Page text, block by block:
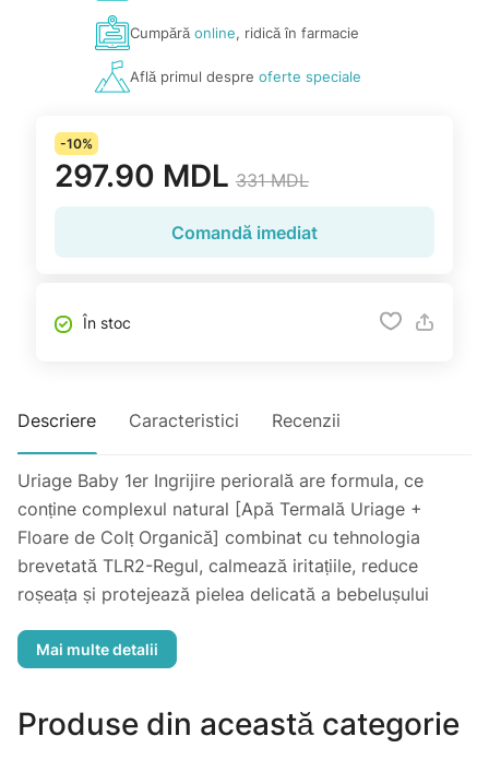
Cumpărăonline, ridică în farmacie
Află primul despre oferte speciale
-10%
297.90 MDL 331 MDL
Comandă imediat
În stoc
Descriere Caracteristici Recenzii
Uriage Baby 1er Ingrijire periorală are formula, ce
conține complexul natural [Apă Termală Uriage +
Floare de Colț Organică] combinat cu tehnologia
brevetată TLR2-Regul, calmează iritațiile, reduce
roșeața și protejează pielea delicată a bebelușului
Îmbogățită cu Cupru și Zinc, purifică, repară și redă
Tip de piele: toate tipurile de piele, inclusive cea
Produse din această categorie